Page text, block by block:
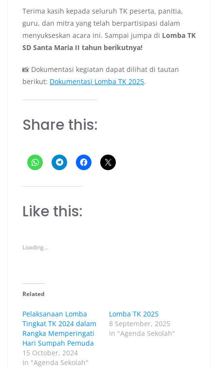
Terima kasih kepada seluruh TK peserta, panitia,
guru, dan mitra yang telah berpartisipasi dalam
menyukseskan acara ini. Sampai jumpa di Lomba TK
SD Santa Maria II tahun berikutnya!
📸 Dokumentasi kegiatan dapat dilihat di tautan
berikut: Dokumentasi Lomba TK 2025.
Share this:
Like this:
Loading...
Related
Pelaksanaan Lomba
Tingkat TK 2024 dalam
Rangka Memperingati
Hari Sumpah Pemuda
15 October, 2024
In "Agenda Sekolah"
Lomba TK 2025
8 September, 2025
In "Agenda Sekolah"